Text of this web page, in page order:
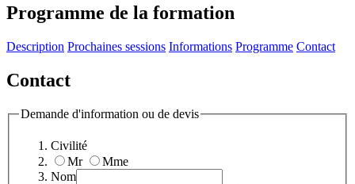
Programme de la formation
Description Prochaines sessions Informations Programme Contact
Contact
Demande d'information ou de devis
Civilité
Mr
Mme
Nom